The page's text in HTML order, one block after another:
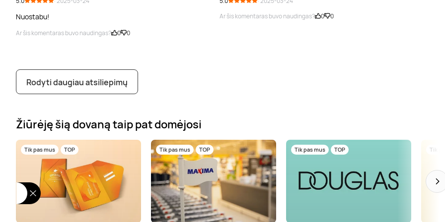
Nuostabu!
Ar šis komentaras buvo naudingas? 0 0
Ar šis komentaras buvo naudingas?
0 0
Rodyti daugiau atsiliepimų
Žiūrėję šią dovaną taip pat domėjosi
Tik pas mus TOP Tik pas mus TOP Tik pas mus TOP Tik